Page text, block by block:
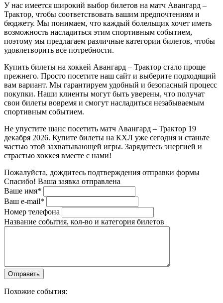
У нас имеется широкий выбор билетов на матч Авангард –
Трактор, чтобы соответствовать вашим предпочтениям и
бюджету. Мы понимаем, что каждый болельщик хочет иметь
возможность насладиться этим спортивным событием,
поэтому мы предлагаем различные категории билетов, чтобы
удовлетворить все потребности.
Купить билеты на хоккей Авангард – Трактор стало проще
прежнего. Просто посетите наш сайт и выберите подходящий
вам вариант. Мы гарантируем удобный и безопасный процесс
покупки. Наши клиенты могут быть уверены, что получат
свои билеты вовремя и смогут насладиться незабываемым
спортивным событием.
Не упустите шанс посетить матч Авангард – Трактор 19
декабря 2026. Купите билеты на КХЛ уже сегодня и станьте
частью этой захватывающей игры. Зарядитесь энергией и
страстью хоккея вместе с нами!
Пожалуйста, дождитесь подтверждения отправки формы
Спасибо! Ваша заявка отправлена
Ваше имя*
Ваш e-mail*
Номер телефона
Название события, кол-во и категория билетов
Похожие события: